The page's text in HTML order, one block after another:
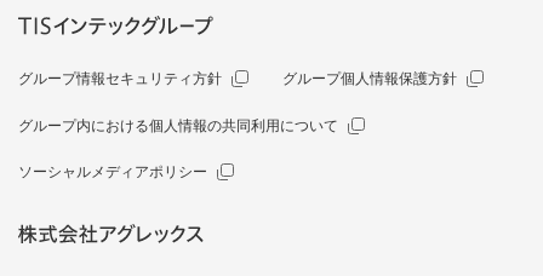
グループ情報セキュリティ方針 グループ個人情報保護方針
グループ内における個人情報の共同利用について
ソーシャルメディアポリシー